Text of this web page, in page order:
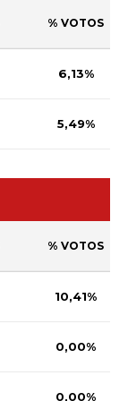
% VOTOS
6,13%
5,49%
% VOTOS
10,41%
0,00%
0,00%